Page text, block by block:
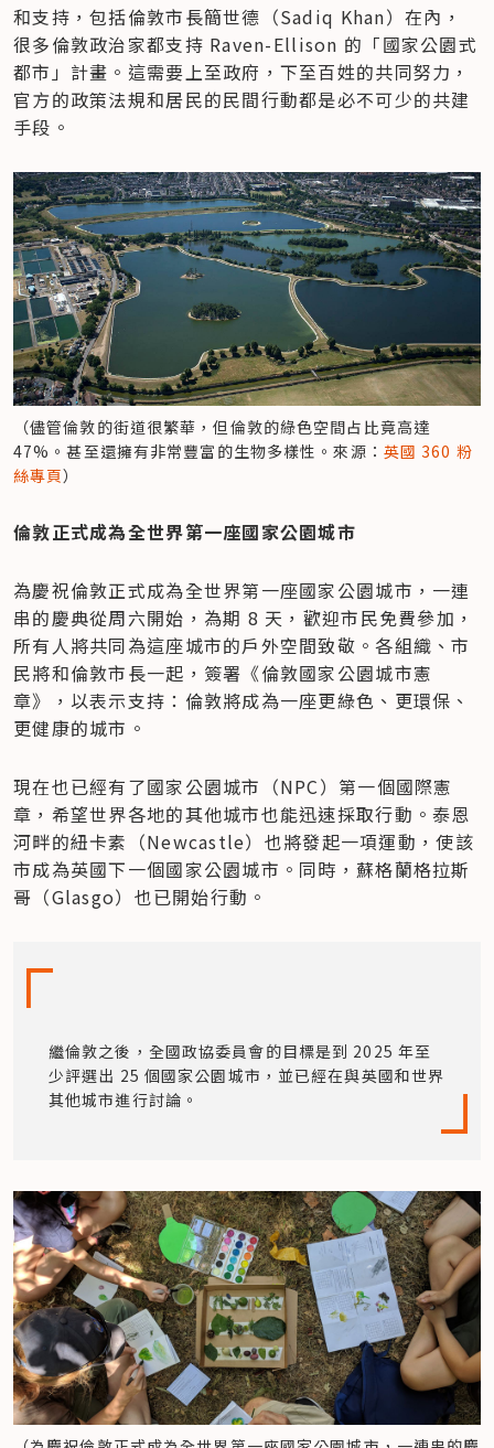
和支持，包括倫敦市長簡世德（Sadiq Khan）在內，
很多倫敦政治家都支持 Raven-Ellison 的「國家公園式
都市」計畫。這需要上至政府，下至百姓的共同努力，
官方的政策法規和居民的民間行動都是必不可少的共建
手段。
（儘管倫敦的街道很繁華，但倫敦的綠色空間占比竟高達
47%。甚至還擁有非常豐富的生物多樣性。來源： 英國 360 粉
絲專頁）
倫敦正式成為全世界第一座國家公園城市
為慶祝倫敦正式成為全世界第一座國家公園城市，一連
串的慶典從周六開始，為期 8 天，歡迎市民免費參加，
所有人將共同為這座城市的戶外空間致敬。各組織、市
民將和倫敦市長一起，簽署《倫敦國家公園城市憲
章》，以表示支持：倫敦將成為一座更綠色、更環保、
更健康的城市。
現在也已經有了國家公園城市（NPC）第一個國際憲
章，希望世界各地的其他城市也能迅速採取行動。泰恩
河畔的紐卡素（Newcastle）也將發起一項運動，使該
市成為英國下一個國家公園城市。同時，蘇格蘭格拉斯
哥（Glasgo）也已開始行動。
繼倫敦之後，全國政協委員會的目標是到 2025 年至
少評選出 25 個國家公園城市，並已經在與英國和世界
其他城市進行討論。